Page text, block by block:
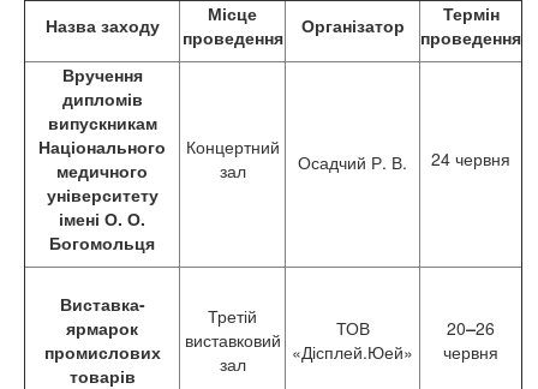
Назва заходу
Місце
проведення
Організатор
Термін
проведення
Вручення
дипломів
випускникам
Національного
медичного
університету
імені О. О.
Богомольця
Концертний
зал
Осадчий Р. В. 24 червня
Виставка-
ярмарок
промислових
товарів
Третій
виставковий
зал
ТОВ
«Дісплей.Юей»
20–26
червня